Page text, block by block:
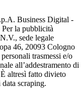
Business Digital -
la pubblicità
sede legale
46, 20093 Cologno
trasmessi e/o
all’addestramento di
altresì fatto divieto
scraping.